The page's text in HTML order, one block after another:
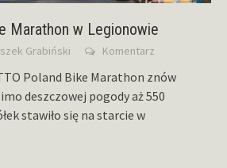
Marathon w Legionowie
Grabiński Komentarz
Poland Bike Marathon znów
deszczowej pogody aż 550
stawiło się na starcie w